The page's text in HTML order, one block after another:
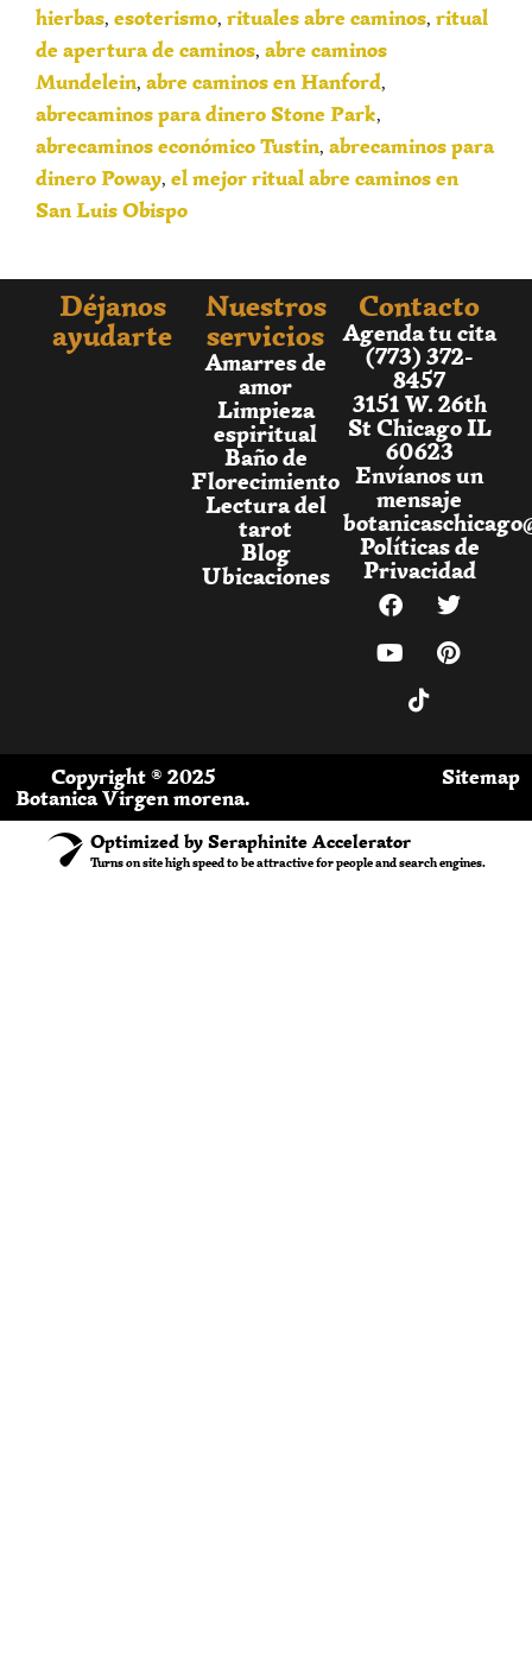
hierbas, esoterismo, rituales abre caminos, ritual
de apertura de caminos, abre caminos
Mundelein, abre caminos en Hanford,
abrecaminos para dinero Stone Park,
abrecaminos económico Tustin, abrecaminos para
dinero Poway, el mejor ritual abre caminos en
San Luis Obispo
Déjanos
ayudarte
Nuestros
servicios
Amarres de
amor
Limpieza
espiritual
Baño de
Florecimiento
Lectura del
tarot
Blog
Ubicaciones
Contacto
Agenda tu cita
(773) 372-
8457
3151 W. 26th
St Chicago IL
60623
Envíanos un
mensaje
Políticas de
Privacidad
Copyright ® 2025
Botanica Virgen morena.
Sitemap
Optimized by Seraphinite Accelerator
Turns on site high speed to be attractive for people and search engines.